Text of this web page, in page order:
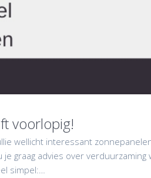
voorlopig!
wellicht interessant
graag advies over
simpel:…